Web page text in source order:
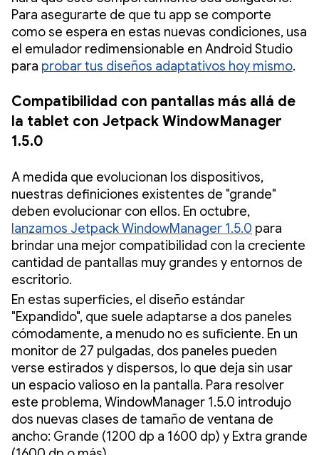
Para asegurarte de que tu app se comporte
como se espera en estas nuevas condiciones, usa
el emulador redimensionable en Android Studio
para probar tus diseños adaptativos hoy mismo.
Compatibilidad con pantallas más allá de
la tablet con Jetpack WindowManager
1.5.0
A medida que evolucionan los dispositivos,
nuestras definiciones existentes de "grande"
deben evolucionar con ellos. En octubre,
lanzamos Jetpack WindowManager 1.5.0 para
brindar una mejor compatibilidad con la creciente
cantidad de pantallas muy grandes y entornos de
escritorio.
En estas superficies, el diseño estándar
"Expandido", que suele adaptarse a dos paneles
cómodamente, a menudo no es suficiente. En un
monitor de 27 pulgadas, dos paneles pueden
verse estirados y dispersos, lo que deja sin usar
un espacio valioso en la pantalla. Para resolver
este problema, WindowManager 1.5.0 introdujo
dos nuevas clases de tamaño de ventana de
ancho: Grande (1200 dp a 1600 dp) y Extra grande